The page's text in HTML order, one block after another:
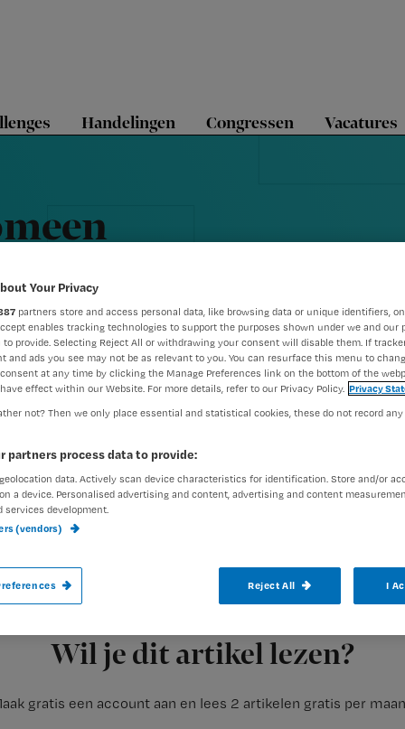
Handelingen Congressen Vacatures
Wil je dit artikel lezen?
gratis een account aan en lees 2 artikelen gratis per
Wanneer is er nu precies sprake van
menselijk lichaam?
Het RIVM biedt uitgebreide informatie over het fenomeen
Your Privacy
partners store and access personal data, like browsing data or unique identifiers,
enables tracking technologies to support the purposes shown under we and our
to provide. Selecting Reject All or withdrawing your consent will disable them. If
and ads you see may not be as relevant to you. You can resurface this menu to
at any time by clicking the Manage Preferences link on the bottom of the
effect within our Website. For more details, refer to our Privacy Policy. Privacy
not? Then we only place essential and statistical cookies, these do not record
partners process data to provide:
data. Actively scan device characteristics for identification. Store and/or
a device. Personalised advertising and content, advertising and content
services development.
(vendors)
Reject All I